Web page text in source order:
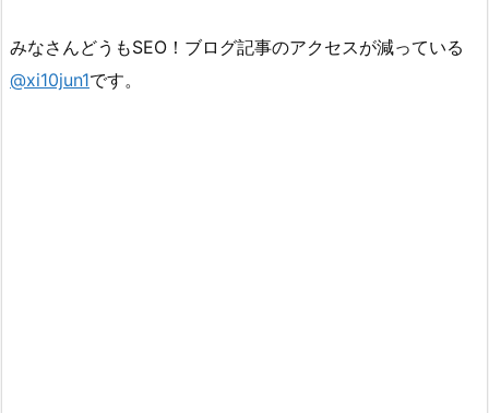
みなさんどうもSEO！ブログ記事のアクセスが減っている
@xi10jun1です。